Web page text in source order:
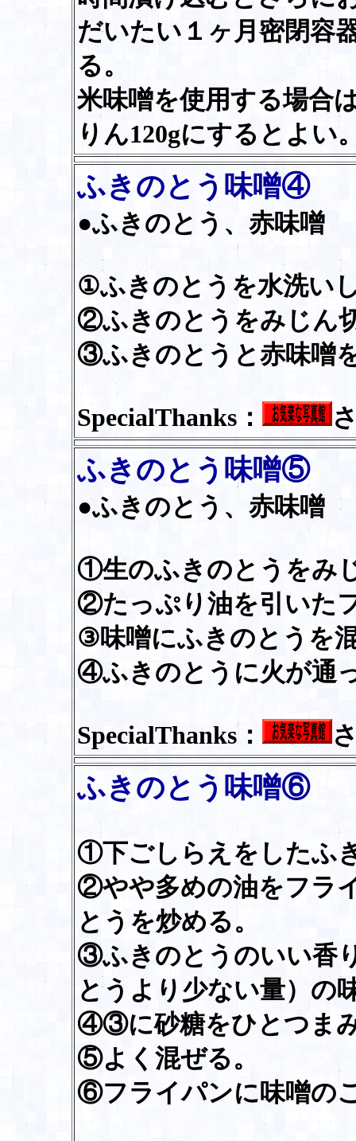
だいたい１ヶ月密閉容
る。
米味噌を使用する場合
りん120gにするとよい
ふきのとう味噌④
●ふきのとう、赤味噌
①ふきのとうを水洗い
②ふきのとうをみじん
③ふきのとうと赤味噌
SpecialThanks：
ふきのとう味噌⑤
●ふきのとう、赤味噌
①生のふきのとうをみ
②たっぷり油を引いた
③味噌にふきのとうを
④ふきのとうに火が通
SpecialThanks：
ふきのとう味噌⑥
①下ごしらえをしたふ
②やや多めの油をフラ
とうを炒める。
③ふきのとうのいい香
とうより少ない量）の
④③に砂糖をひとつま
⑤よく混ぜる。
⑥フライパンに味噌の